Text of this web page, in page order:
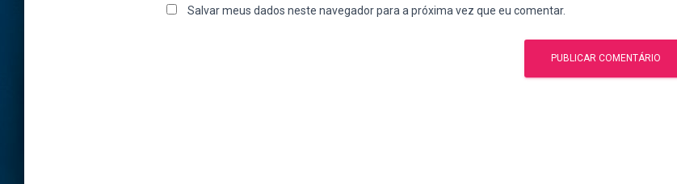
Salvar meus dados neste navegador para a próxima vez que eu comentar.